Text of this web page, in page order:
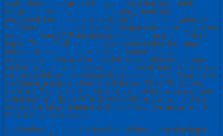
suplier dan menjual produk fiberglass, kayu dan besi. Untuk
fiberglass kami jual perosotan anak, playground anak outdoor,
playground anak indoor, sepeda fiberglass, kontraktor waterpark
waterboom, ember tumpah dan terowongan anak. kami juga jual alat
peraga edukasi (APE) dan permainan outdoor untuk pendidikan
tingkat TK dan PAUD dan untuk permainan outdoor kami juga
melayani orderan dari taman rekreasi, taman kota atau
perseorangan. Misi awal kami adalah menyediakan alat peraga
edukasi dan permainan outdoor dengan mudah, kualitas dan harga
bersaing untuk semua kalangan di seluruh Indonesia. Untuk kantor
dan tempat usaha kami berada di Bolakrejo RT 01/RW 05, kec.
Sukoharjo, Kab. Sukoharjo, Jawa Tengah. kantor pemasaran kami
di Sidoarjo yaitu Jl.kyai Ali No 25 rt05 rw03 Tambak Sumur Waru
Sidoarjo dan kantor pemasaran di Jogja yaitu jalan monumen TNI,
KM 1, Banguntapan Bantul.
Kami berharap, dengan hadirnya kami di dunia online dan dapat